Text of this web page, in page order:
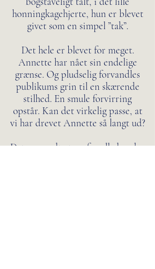
honningkagehjerte, hun er blevet
givet som en simpel ”tak”.
Det hele er blevet for meget.
Annette har nået sin endelige
grænse. Og pludselig forvandles
publikums grin til en skærende
stilhed. En smule forvirring
opstår. Kan det virkelig passe, at
vi har drevet Annette så langt ud?
Det gør ondt at se, for alle kender